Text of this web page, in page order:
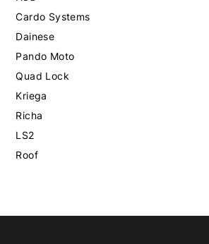
Cardo Systems
Dainese
Pando Moto
Quad Lock
Kriega
Richa
LS2
Roof